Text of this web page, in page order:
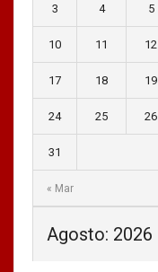
Agosto: 2026
« Mar
3 4 5
10 11 12
17 18 19
24 25 26
31